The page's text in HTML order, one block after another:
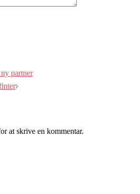
partner
at skrive en kommentar.